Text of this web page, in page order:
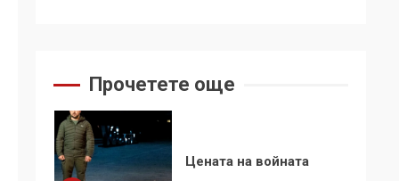
Прочетете още
1
стъпки от 1972 г.
Цената на войната